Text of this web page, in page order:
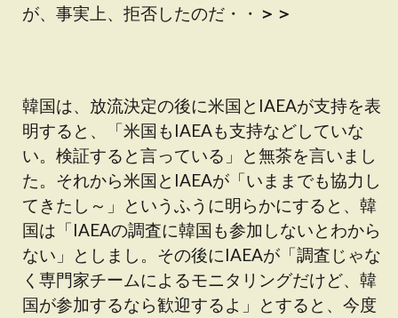
が、事実上、拒否したのだ・・ ＞＞
韓国は、放流決定の後に米国とIAEAが支持を表
明すると、「米国もIAEAも支持などしていな
い。検証すると言っている」と無茶を言いまし
た。それから米国とIAEAが「いままでも協力し
てきたし～」というふうに明らかにすると、韓
国は「IAEAの調査に韓国も参加しないとわから
ない」としまし。その後にIAEAが「調査じゃな
く専門家チームによるモニタリングだけど、韓
国が参加するなら歓迎するよ」とすると、今度